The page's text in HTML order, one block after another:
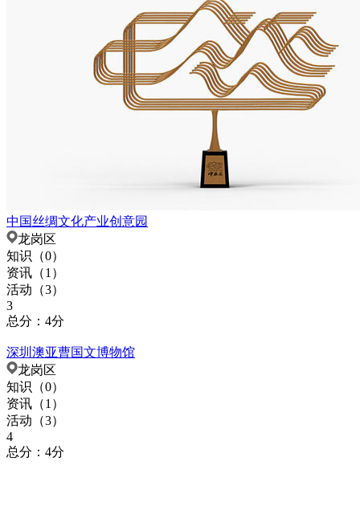
中国丝绸文化产业创意园
龙岗区
知识（0）
资讯（1 ）
活动（3）
3
总分：4分
深圳澳亚曹国文博物馆
龙岗区
知识（0）
资讯（1 ）
活动（3）
4
总分：4分